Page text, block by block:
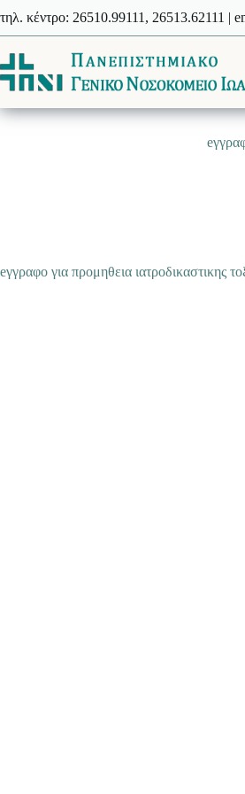
στο
περιεχόμενο
τηλ. κέντρο: 26510.99111, 26513.62111 |
eγγραφο για προμηθεια ιατροδικαστικης